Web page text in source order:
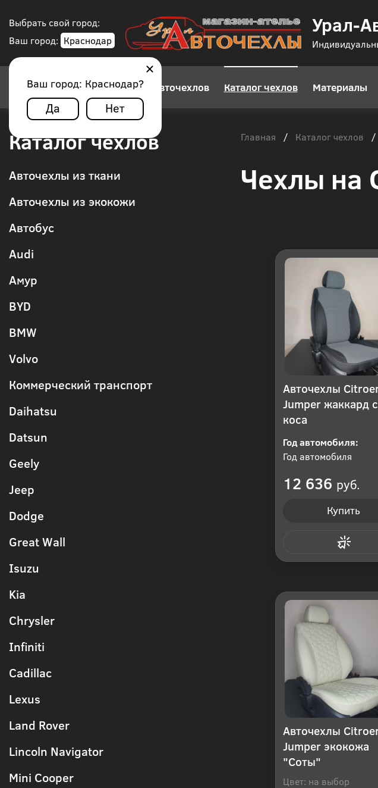
Выбрать свой город:
Ваш город: Краснодар
Ваш город: Краснодар?
Да Нет
Урал-
Конструктор авточехлов Каталог чехлов Материалы
Каталог чехлов
Авточехлы из ткани
Авточехлы из экокожи
Автобус
Audi
Амур
BYD
BMW
Volvo
Коммерческий транспорт
Daihatsu
Datsun
Geely
Jeep
Dodge
Great Wall
Isuzu
Kia
Chrysler
Infiniti
Cadillac
Lexus
Land Rover
Lincoln Navigator
Mini Cooper
Главная / Каталог чехлов /
Чехлы на
Авточехлы
Jumper жаккард
коса
Год автомобиля:
Год автомобиля
12 636 руб.
Купить
Авточехлы
Jumper экокожа
"Соты"
Цвет: на выбор